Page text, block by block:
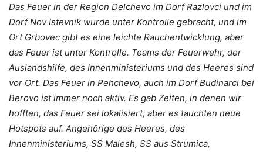
Das Feuer in der Region Delchevo im Dorf Razlovci und im
Dorf Nov Istevnik wurde unter Kontrolle gebracht, und im
Ort Grbovec gibt es eine leichte Rauchentwicklung, aber
das Feuer ist unter Kontrolle. Teams der Feuerwehr, der
Auslandshilfe, des Innenministeriums und des Heeres sind
vor Ort. Das Feuer in Pehchevo, auch im Dorf Budinarci bei
Berovo ist immer noch aktiv. Es gab Zeiten, in denen wir
hofften, das Feuer sei lokalisiert, aber es tauchten neue
Hotspots auf. Angehörige des Heeres, des
Innenministeriums, SS Malesh, SS aus Strumica,